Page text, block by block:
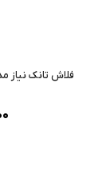
فلاش تانک نیاز